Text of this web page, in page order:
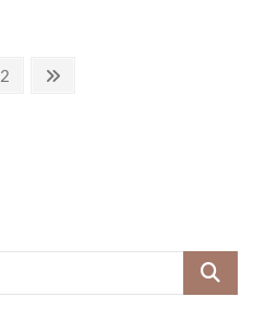
Page
2
SZUKAJ